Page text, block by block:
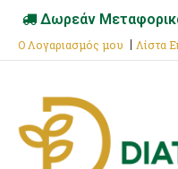
Δωρεάν
Ο Λογαριασμός μου Λίστα